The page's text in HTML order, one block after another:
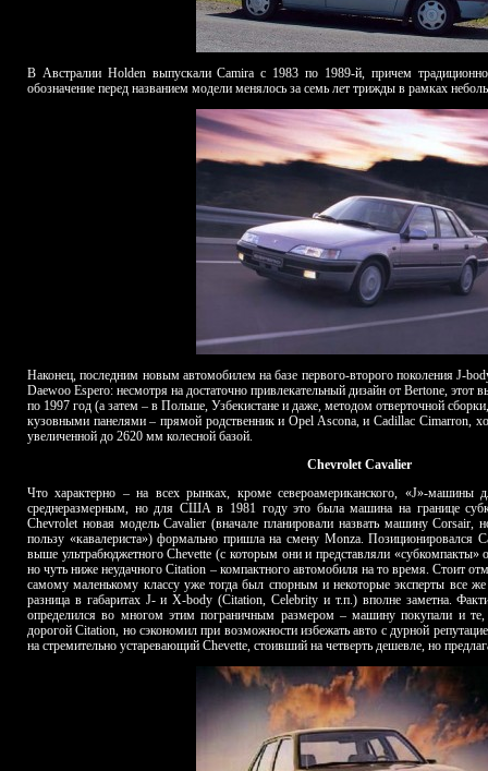
В Австралии Holden выпускали Camira с 1983 по 1989-й, причем
обозначение перед названием модели менялось за семь лет трижды в рамках
Наконец, последним новым автомобилем на базе первого-второго поколения J-
Daewoo Espero: несмотря на достаточно привлекательный дизайн от Bertone,
по 1997 год (а затем – в Польше, Узбекистане и даже, методом отверточной
кузовными панелями – прямой родственник и Opel Ascona, и Cadillac Cimarron,
увеличенной до 2620 мм колесной базой.
Chevrolet Cavalier
Что характерно – на всех рынках, кроме североамериканского, «J»-машины
среднеразмерным, но для США в 1981 году это была машина на границе
Chevrolet новая модель Cavalier (вначале планировали назвать машину Corsair,
пользу «кавалериста») формально пришла на смену Monza. Позиционировался
выше ультрабюджетного Chevette (с которым они и представляли
но чуть ниже неудачного Citation – компактного автомобиля на то время. Стоит
самому маленькому классу уже тогда был спорным и некоторые эксперты все
разница в габаритах J- и X-body (Citation, Celebrity и т.п.) вполне заметна.
определился во многом этим пограничным размером – машину покупали и
дорогой Citation, но сэкономил при возможности избежать авто с дурной
на стремительно устаревающий Chevette, стоивший на четверть дешевле, но